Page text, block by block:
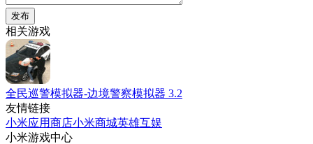
发布
相关游戏
全民巡警模拟器-边境警察模拟器 3.2
友情链接
小米应用商店小米商城英雄互娱
小米游戏中心